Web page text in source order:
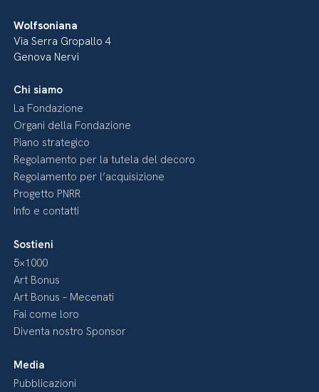
Wolfsoniana
Via Serra Gropallo 4
Genova Nervi
Chi siamo
La Fondazione
Organi della Fondazione
Piano strategico
Regolamento per la tutela del decoro
Regolamento per l’acquisizione
Progetto PNRR
Info e contatti
Sostieni
5×1000
Art Bonus
Art Bonus – Mecenati
Fai come loro
Diventa nostro Sponsor
Media
Pubblicazioni